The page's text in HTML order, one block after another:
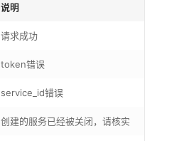
说明
请求成功
token错误
service_id错误
创建的服务已经被关闭，请核实